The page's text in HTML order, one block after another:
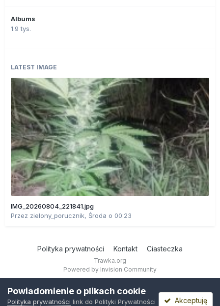
Albums
1.9 tys.
LATEST IMAGE
IMG_20260804_221841.jpg
Przez zielony_porucznik, Środa o 00:23
Polityka prywatności Kontakt Ciasteczka
Trawka.org
Powered by Invision Community
Powiadomienie o plikach cookie
Polityka prywatności link do Polityki Prywatności Akceptuję